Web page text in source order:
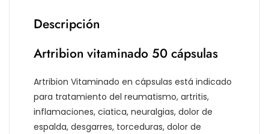
Descripción
Artribion vitaminado 50 cápsulas
Artribion Vitaminado en cápsulas está indicado
para tratamiento del reumatismo, artritis,
inflamaciones, ciatica, neuralgias, dolor de
espalda, desgarres, torceduras, dolor de